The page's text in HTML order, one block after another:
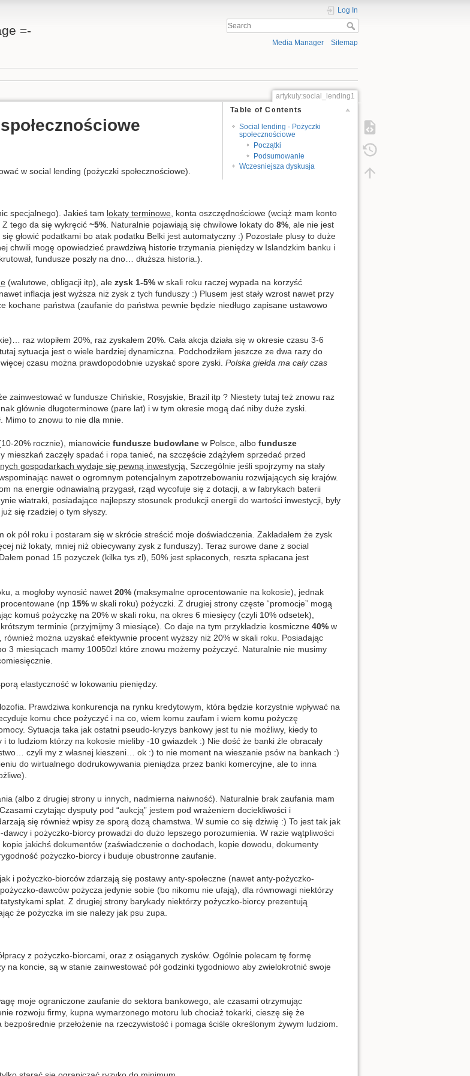
=-
Log In
Media Manager Sitemap
artykuly:social_lending1
Table of Contents
Social lending - Pożyczki
społecznościowe
Początki
Podsumowanie
Wczesniejsza dyskusja
w social lending (pożyczki społecznościowe).
specjalnego). Jakieś tam lokaty terminowe, konta oszczędnościowe (wciąż mam konto
tego da się wykręcić ~5%. Naturalnie pojawiają się chwilowe lokaty do 8%, ale nie jest
głowić podatkami bo atak podatku Belki jest automatyczny :) Pozostałe plusy to duże
chwili mogę opowiedzieć prawdziwą historie trzymania pieniędzy w Islandzkim banku i
fundusze poszły na dno… dłuższa historia.).
(walutowe, obligacji itp), ale zysk 1-5% w skali roku raczej wypada na korzyść
inflacja jest wyższa niż zysk z tych funduszy :) Plusem jest stały wzrost nawet przy
kochane państwa (zaufanie do państwa pewnie będzie niedługo zapisane ustawowo
raz wtopiłem 20%, raz zyskałem 20%. Cała akcja działa się w okresie czasu 3-6
sytuacja jest o wiele bardziej dynamiczna. Podchodziłem jeszcze ze dwa razy do
czasu można prawdopodobnie uzyskać spore zyski. Polska giełda ma cały czas
zainwestować w fundusze Chińskie, Rosyjskie, Brazil itp ? Niestety tutaj też znowu raz
głównie długoterminowe (pare lat) i w tym okresie mogą dać niby duże zyski.
Mimo to znowu to nie dla mnie.
20% rocznie), mianowicie fundusze budowlane w Polsce, albo fundusze
zaczęły spadać i ropa tanieć, na szczęście zdążyłem sprzedać przed
gospodarkach wydaje się pewną inwestycją. Szczególnie jeśli spojrzymy na stały
nawet o ogromnym potencjalnym zapotrzebowaniu rozwijających się krajów.
na energie odnawialną przygasł, rząd wycofuje się z dotacji, a w fabrykach baterii
wiatraki, posiadające najlepszy stosunek produkcji energii do wartości inwestycji, były
się rzadziej o tym słyszy.
ok pół roku i postaram się w skrócie streścić moje doświadczenia. Zakładałem że zysk
niż lokaty, mniej niż obiecywany zysk z funduszy). Teraz surowe dane z social
ponad 15 pozyczek (kilka tys zl), 50% jest spłaconych, reszta spłacana jest
a mogłoby wynosić nawet 20% (maksymalne oprocentowanie na kokosie), jednak
(np 15% w skali roku) pożyczki. Z drugiej strony częste “promocje” mogą
komuś pożyczkę na 20% w skali roku, na okres 6 miesięcy (czyli 10% odsetek),
terminie (przyjmijmy 3 miesiące). Co daje na tym przykładzie kosmiczne 40% w
można uzyskać efektywnie procent wyższy niż 20% w skali roku. Posiadając
3 miesiącach mamy 10050zl które znowu możemy pożyczyć. Naturalnie nie musimy
elastyczność w lokowaniu pieniędzy.
Prawdziwa konkurencja na rynku kredytowym, która będzie korzystnie wpływać na
komu chce pożyczyć i na co, wiem komu zaufam i wiem komu pożyczę
Sytuacja taka jak ostatni pseudo-kryzys bankowy jest tu nie możliwy, kiedy to
to ludziom którzy na kokosie mieliby -10 gwiazdek :) Nie dość że banki źle obracały
czyli my z własnej kieszeni… ok :) to nie moment na wieszanie psów na bankach :)
do wirtualnego dodrukowywania pieniądza przez banki komercyjne, ale to inna
(albo z drugiej strony u innych, nadmierna naiwność). Naturalnie brak zaufania mam
czytając dysputy pod “aukcją” jestem pod wrażeniem dociekliwości i
się również wpisy ze sporą dozą chamstwa. W sumie co się dziwię :) To jest tak jak
i pożyczko-biorcy prowadzi do dużo lepszego porozumienia. W razie wątpliwości
jakichś dokumentów (zaświadczenie o dochodach, kopie dowodu, dokumenty
pożyczko-biorcy i buduje obustronne zaufanie.
i pożyczko-biorców zdarzają się postawy anty-społeczne (nawet anty-pożyczko-
dawców pożycza jedynie sobie (bo nikomu nie ufają), dla równowagi niektórzy
spłat. Z drugiej strony barykady niektórzy pożyczko-biorcy prezentują
że pożyczka im sie nalezy jak psu zupa.
z pożyczko-biorcami, oraz z osiąganych zysków. Ogólnie polecam tę formę
koncie, są w stanie zainwestować pół godzinki tygodniowo aby zwielokrotnić swoje
moje ograniczone zaufanie do sektora bankowego, ale czasami otrzymując
rozwoju firmy, kupna wymarzonego motoru lub chociaż tokarki, cieszę się że
przełożenie na rzeczywistość i pomaga ściśle określonym żywym ludziom.